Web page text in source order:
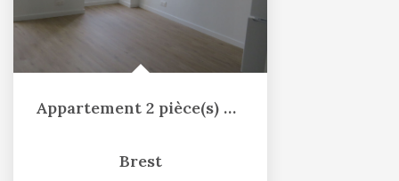
Appartement 2 pièce(s) 42.66 m2
Brest